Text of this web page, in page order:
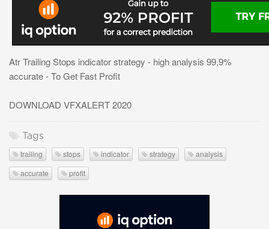
Atr Trailing Stops indicator strategy - high analysis 99,9%
accurate - To Get Fast Profit
DOWNLOAD VFXALERT 2020
Tags
trailing stops indicator strategy
analysis
accurate
profit